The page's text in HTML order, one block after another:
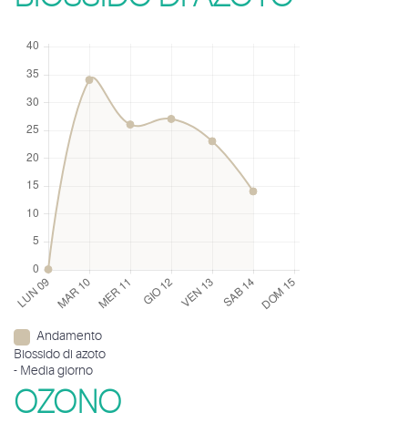
Andamento
Biossido di azoto
- Media giorno
OZONO